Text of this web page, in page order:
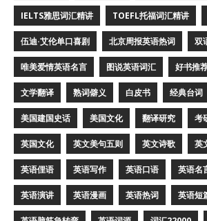
IELTS雅思词汇精讲 TOEFL托福词汇精讲
伍迪·艾伦单口喜剧 北京周报英语热词 双
唯美爱情英语名言 图说英语词汇 好书推
文学翻译 熟词僻义 白皮书 经典台词
美国建国史话 美国文化 翻译研究 考
英国文化 英文美句五则 英文诗歌 英
英语俚语 英语写作 英语口语 英语名
英语演讲 英语漫画 英语热词 英语短